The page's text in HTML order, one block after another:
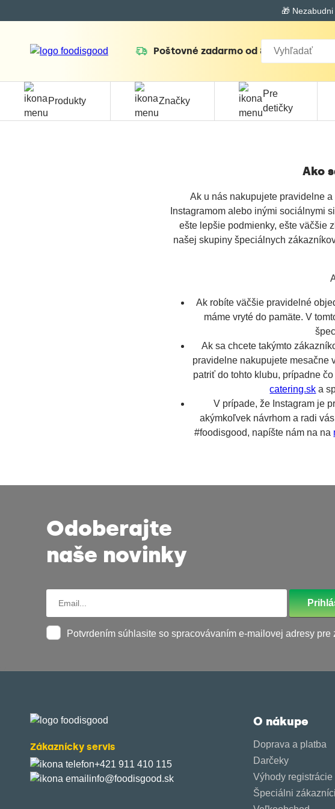
🎁
Poštovné zadarmo od 80.00€
Produkty Značky
Pre
detičky
Ako
Ak u nás nakupujete pravidelne
Instagramom alebo inými sociálnymi
ešte lepšie podmienky, ešte väčšie
našej skupiny špeciálnych
Ak robíte väčšie pravidelné
máme vryté do pamäte. V
Ak sa chcete takýmto
pravidelne nakupujete mesačne
patriť do tohto klubu, prípadne
catering.sk a
V prípade, že Instagram je
akýmkoľvek návrhom a radi
#foodisgood, napíšte nám na na
Odoberajte
naše novinky
Potvrdením súhlasite so spracovávaním e-mailovej adresy
Zákaznícky servis
+421 911 410 115‬
info@foodisgood.sk
O nákupe
Doprava a platba
Darčeky
Výhody registrácie
Špeciálni zákazníci